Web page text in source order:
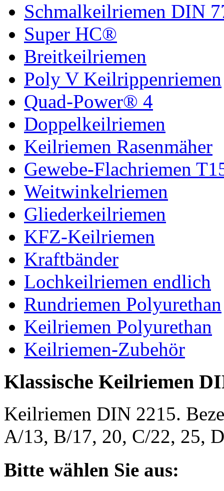
Schmalkeilriemen DIN
Super HC®
Breitkeilriemen
Poly V Keilrippenriemen
Quad-Power® 4
Doppelkeilriemen
Keilriemen Rasenmäher
Gewebe-Flachriemen
Weitwinkelriemen
Gliederkeilriemen
KFZ-Keilriemen
Kraftbänder
Lochkeilriemen endlich
Rundriemen Polyurethan
Keilriemen Polyurethan
Keilriemen-Zubehör
Klassische Keilriemen
Keilriemen DIN 2215.
A/13, B/17, 20, C/22, 25,
Bitte wählen Sie aus: